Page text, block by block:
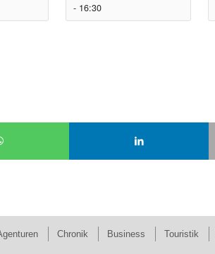
- 16:30
Chronik Business Touristik